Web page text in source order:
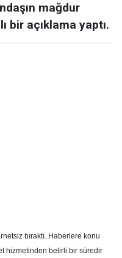
mağdur
bir açıklama yaptı.
bıraktı. Haberlere konu
hizmetinden belirli bir süredir